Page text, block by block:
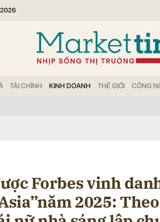
TÀI CHÍNH KINH DOANH THẾ GIỚI CÔNG
Forbes vinh
2025:
bình luận